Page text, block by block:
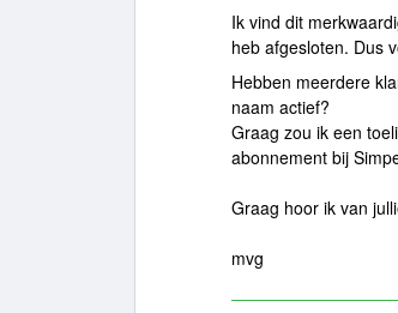
Ik vind dit
heb afgesloten. Dus
Hebben meerdere
naam actief?
Graag zou ik een
abonnement bij
Graag hoor ik van
mvg